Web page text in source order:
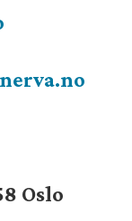
Oslo